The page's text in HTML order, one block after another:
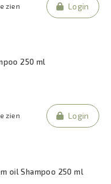
zien Login
250 ml
zien Login
oil Shampoo 250 ml